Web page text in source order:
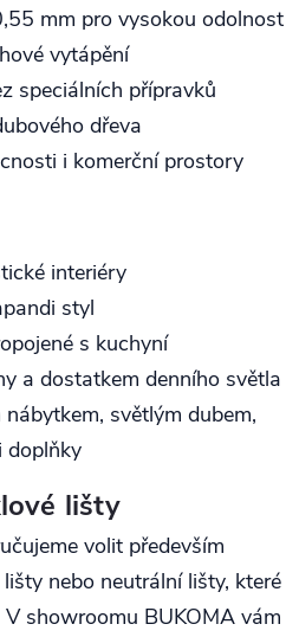
mm pro vysokou odolnost
vytápění
speciálních přípravků
dřeva
i komerční prostory
interiéry
styl
s kuchyní
a dostatkem denního světla
světlým dubem,
doplňky
lišty
volit především
nebo neutrální lišty, které
showroomu BUKOMA vám